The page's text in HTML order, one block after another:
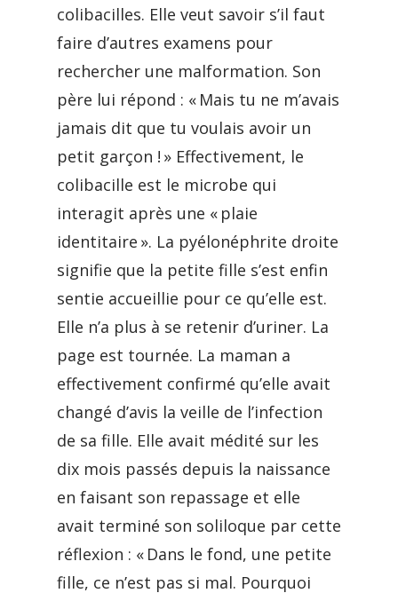
colibacilles. Elle veut savoir s’il faut
faire d’autres examens pour
rechercher une malformation. Son
père lui répond : « Mais tu ne m’avais
jamais dit que tu voulais avoir un
petit garçon ! » Effectivement, le
colibacille est le microbe qui
interagit après une « plaie
identitaire ». La pyélonéphrite droite
signifie que la petite fille s’est enfin
sentie accueillie pour ce qu’elle est.
Elle n’a plus à se retenir d’uriner. La
page est tournée. La maman a
effectivement confirmé qu’elle avait
changé d’avis la veille de l’infection
de sa fille. Elle avait médité sur les
dix mois passés depuis la naissance
en faisant son repassage et elle
avait terminé son soliloque par cette
réflexion : « Dans le fond, une petite
fille, ce n’est pas si mal. Pourquoi